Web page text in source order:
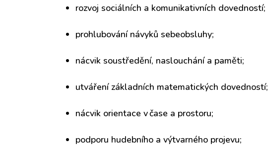
rozvoj sociálních a komunikativních dovedností;
prohlubování návyků sebeobsluhy;
nácvik soustředění, naslouchání a paměti;
utváření základních matematických dovedností;
nácvik orientace v čase a prostoru;
podporu hudebního a výtvarného projevu;